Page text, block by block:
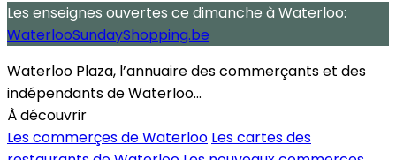
Les enseignes ouvertes ce dimanche à Waterloo:
WaterlooSundayShopping.be
Waterloo Plaza, l’annuaire des commerçants et des
indépendants de Waterloo...
À découvrir
Les commerçes de Waterloo Les cartes des